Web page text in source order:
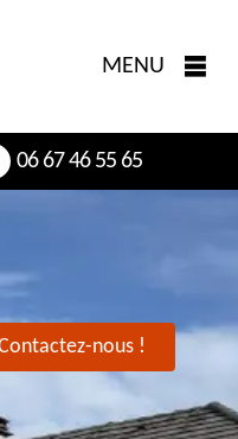
MENU
06 67 46 55 65
nous !